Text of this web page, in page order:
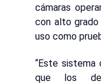
cámaras
con alto
uso como
“Este sistema
que los